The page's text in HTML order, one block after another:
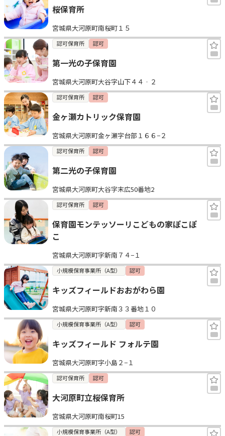
コラム
お知らせ
桜保育所
宮城県大河原町南桜町１５
認可保育所 認可
第一光の子保育園
宮城県大河原町大谷字山下４４‐２
認可保育所 認可
金ヶ瀬カトリック保育園
宮城県大河原町金ヶ瀬字台部１６６−２
認可保育所 認可
第二光の子保育園
宮城県大河原町大谷字末広50番地2
認可保育所 認可
保育園モンテッソーリこどもの家ぽこぽ
こ
宮城県大河原町字新南７４−１
小規模保育事業所（A型） 認可
キッズフィールドおおがわら園
宮城県大河原町字新南３３番地１０
小規模保育事業所（A型） 認可
キッズフィールド フォルテ園
宮城県大河原町字小島２−１
認可保育所 認可
大河原町立桜保育所
宮城県大河原町南桜町15
小規模保育事業所（A型） 認可